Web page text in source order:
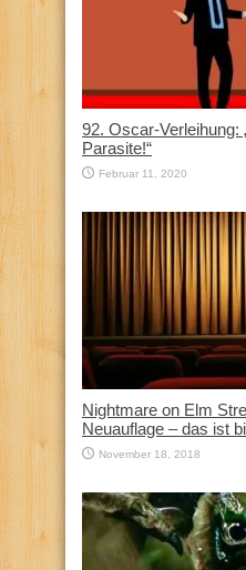
92. Oscar-Verleihung:
Parasite!“
Februar 11, 2020
Nightmare on Elm
Neuauflage – das ist
November 18, 2018